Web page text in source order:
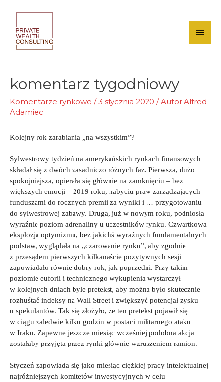
content
Main
komentarz tygodniowy
Komentarze rynkowe /3 stycznia 2020 / Autor Alfred
Adamiec
Kolejny rok zarabiania „na wszystkim”?
Sylwestrowy tydzień na amerykańskich rynkach finansowych
składał się z dwóch zasadniczo różnych faz. Pierwsza, dużo
spokojniejsza, opierała się głównie na zamknięciu – bez
większych emocji – 2019 roku, nabyciu praw zarządzających
funduszami do rocznych premii za wyniki i … przygotowaniu
do sylwestrowej zabawy. Druga, już w nowym roku, podniosła
wyraźnie poziom adrenaliny u uczestników rynku. Czwartkowa
eksplozja optymizmu, bez jakichś wyraźnych fundamentalnych
podstaw, wyglądała na „czarowanie rynku”, aby zgodnie
z przesądem pierwszych kilkanaście pozytywnych sesji
zapowiadało równie dobry rok, jak poprzedni. Przy takim
poziomie euforii i technicznego wykupienia wystarczył
w kolejnych dniach byle pretekst, aby można było skutecznie
rozhuśtać indeksy na Wall Street i zwiększyć potencjał zysku
u spekulantów. Tak się złożyło, że ten pretekst pojawił się
w ciągu zaledwie kilku godzin w postaci militarnego ataku
w Iraku. Zapewne jeszcze miesiąc wcześniej podobna akcja
zostałaby przyjęta przez rynki głównie wzruszeniem ramion.
Styczeń zapowiada się jako miesiąc ciężkiej pracy intelektualnej
najróżniejszych komitetów inwestycyjnych w celu